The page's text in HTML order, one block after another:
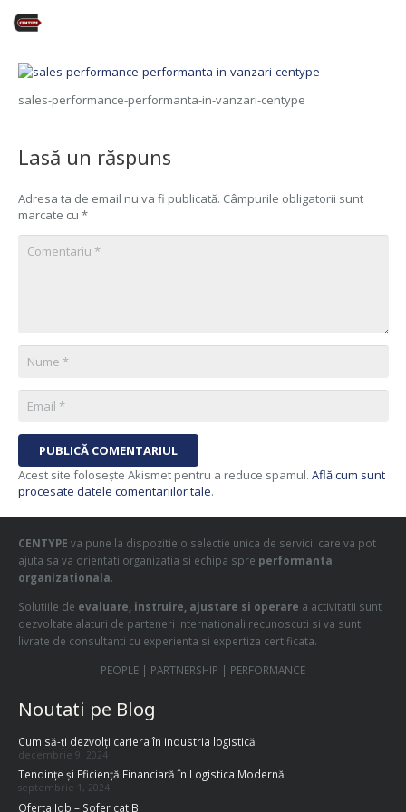
sales-performance-performanta-in-vanzari-centype
Lasă un răspuns
Adresa ta de email nu va fi publicată. Câmpurile obligatorii sunt
marcate cu *
PUBLICĂ COMENTARIUL
Acest site folosește Akismet pentru a reduce spamul. Află cum sunt
procesate datele comentariilor tale.
CENTYPE va pune la dispozitie o selectie unica de servicii care va pot
ajuta sa va orientati organizatia si echipa spre performanta
organizationala.
Solutiile de evaluare, instruire, ajustare si operare a activitatii sunt
dezvoltate alaturi de parteneri internationali recunoscuti si va sunt
livrate de consultanti cu experienta si expertiza certificata.
PEOPLE | PARTNERSHIP | PERFORMANCE
Noutati pe Blog
Cum să-ți dezvolți cariera în industria logistică
decembrie 9, 2024
Tendințe și Eficiență Financiară în Logistica Modernă
septembrie 1, 2024
Oferta Job – Sofer cat B